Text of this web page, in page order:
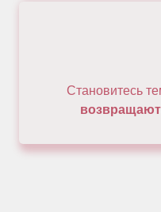
Становитесь